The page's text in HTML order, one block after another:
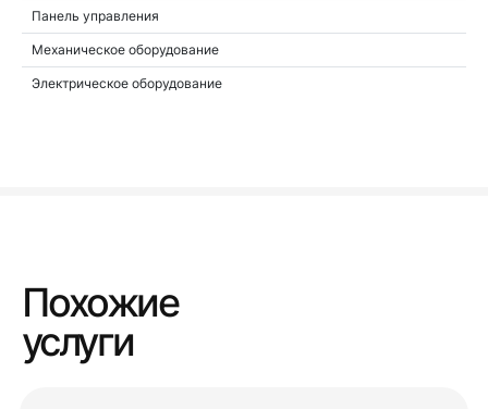
Панель управления
Механическое оборудование
Электрическое оборудование
Похожие
услуги